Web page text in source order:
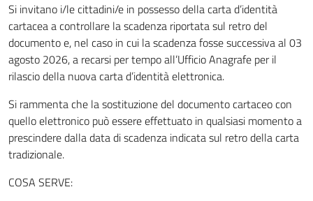
Si invitano i/le cittadini/e in possesso della carta d’identità
cartacea a controllare la scadenza riportata sul retro del
documento e, nel caso in cui la scadenza fosse successiva al 03
agosto 2026, a recarsi per tempo all’Ufficio Anagrafe per il
rilascio della nuova carta d’identità elettronica.
Si rammenta che la sostituzione del documento cartaceo con
quello elettronico può essere effettuato in qualsiasi momento a
prescindere dalla data di scadenza indicata sul retro della carta
tradizionale.
COSA SERVE: